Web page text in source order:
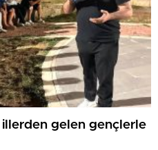
illerden gelen gençlerle